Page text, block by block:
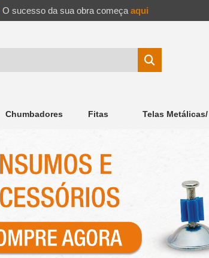
O sucesso da sua obra começa aqui
Chumbadores Fitas Telas